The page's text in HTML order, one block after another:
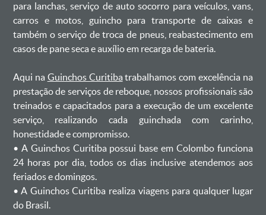
para lanchas, serviço de auto socorro para veículos, vans,
carros e motos, guincho para transporte de caixas e
também o serviço de troca de pneus, reabastecimento em
casos de pane seca e auxílio em recarga de bateria. ㅤㅤ
Aqui na Guinchos Curitiba trabalhamos com excelência na
prestação de serviços de reboque, nossos profissionais são
treinados e capacitados para a execução de um excelente
serviço, realizando cada guinchada com carinho,
honestidade e compromisso.
ㅤㅤ• A Guinchos Curitiba possui base em Colombo funciona
24 horas por dia, todos os dias inclusive atendemos aos
feriados e domingos.
ㅤㅤ• A Guinchos Curitiba realiza viagens para qualquer lugar
do Brasil.